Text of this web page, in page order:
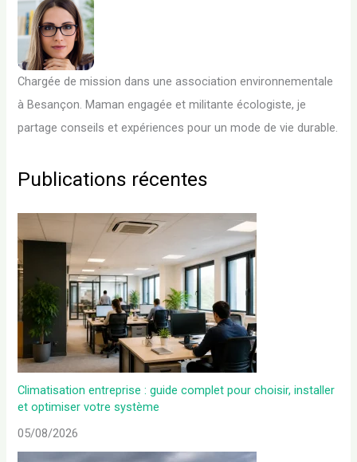
Chargée de mission dans une association environnementale
à Besançon. Maman engagée et militante écologiste, je
partage conseils et expériences pour un mode de vie durable.
Publications récentes
Climatisation entreprise : guide complet pour choisir, installer
et optimiser votre système
05/08/2026